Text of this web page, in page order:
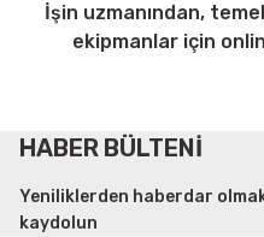
İşin uzmanından,
ekipmanlar için
HABER BÜLTENİ
Yeniliklerden haberdar
kaydolun